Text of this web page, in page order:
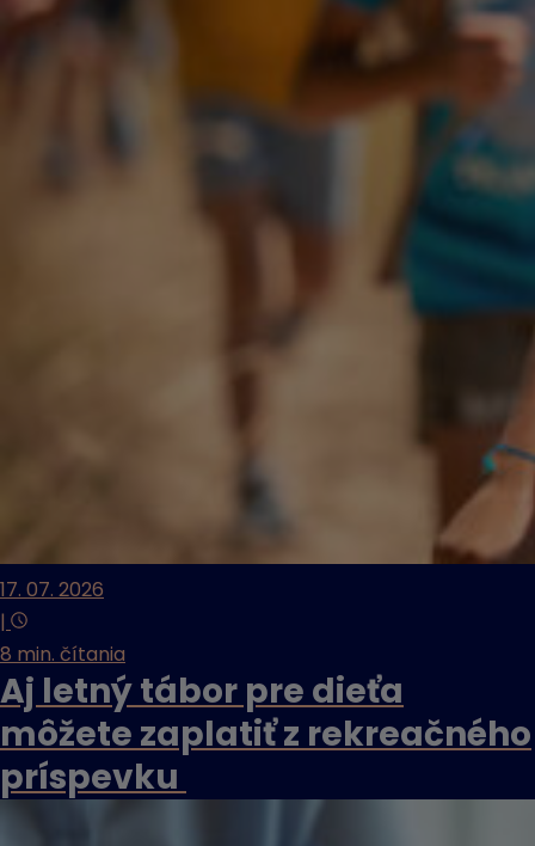
17. 07. 2026
|
8 min. čítania
Aj letný tábor pre dieťa
môžete zaplatiť z rekreačného
príspevku